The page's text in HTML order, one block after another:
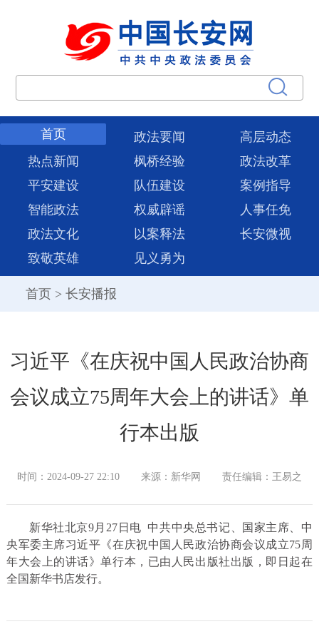
首页 政法要闻
高层动态
热点新闻
枫桥经验
政法改革
平安建设
队伍建设
案例指导
智能政法
权威辟谣
人事任免
政法文化
以案释法
长安微视
致敬英雄
见义勇为
首页 > 长安播报
习近平《在庆祝中国人民政治协商
会议成立75周年大会上的讲话》单
行本出版
时间：2024-09-27 22:10 来源：新华网 责任编辑：王易之
新华社北京9月27日电 中共中央总书记、国家主席、中
央军委主席习近平《在庆祝中国人民政治协商会议成立75周
年大会上的讲话》单行本，已由人民出版社出版，即日起在
全国新华书店发行。